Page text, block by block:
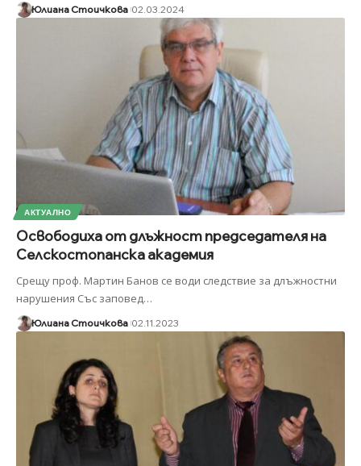
Юлиана Стоичкова 02.03.2024
АКТУАЛНО
Освободиха от длъжност председателя на
Селскостопанска академия
Срещу проф. Мартин Банов се води следствие за длъжностни
нарушения Със заповед…
Юлиана Стоичкова 02.11.2023